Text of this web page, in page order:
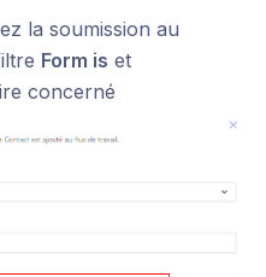
la soumission au
Form is et
concerné